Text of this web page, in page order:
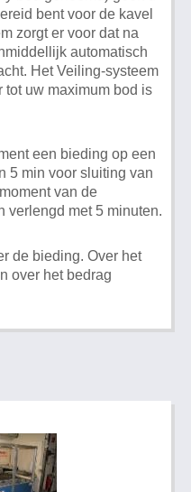
bent voor de kavel
zorgt er voor dat na
automatisch
Het Veiling-systeem
tot uw maximum bod is
een bieding op een
5 min voor sluiting van
van de
verlengd met 5 minuten.
de bieding. Over het
over het bedrag